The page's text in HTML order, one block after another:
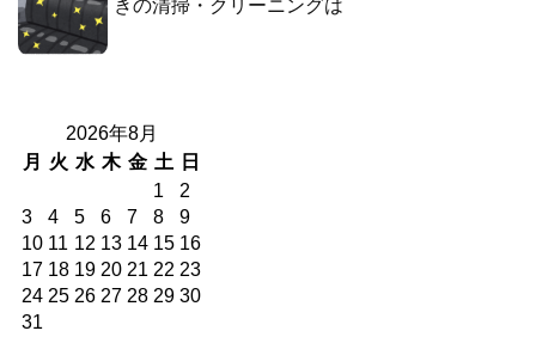
きの清掃・クリーニングは
2026年8月
月
火 水 木 金 土 日
1
2
3
4 5 6 7 8
9
10 11 12 13 14 15 16
17 18 19 20 21 22 23
24 25 26 27 28 29 30
31